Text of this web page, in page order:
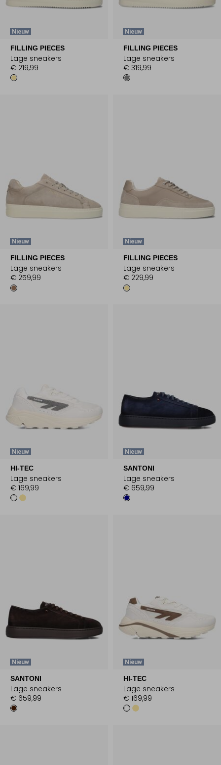
Nieuw
FILLING PIECES
Lage sneakers
€ 219,99
Nieuw
FILLING PIECES
Lage sneakers
€ 319,99
Nieuw
FILLING PIECES
Lage sneakers
€ 259,99
Nieuw
FILLING PIECES
Lage sneakers
€ 229,99
Nieuw
HI-TEC
Lage sneakers
€ 169,99
Nieuw
SANTONI
Lage sneakers
€ 659,99
Nieuw
SANTONI
Lage sneakers
€ 659,99
Nieuw
HI-TEC
Lage sneakers
€ 169,99